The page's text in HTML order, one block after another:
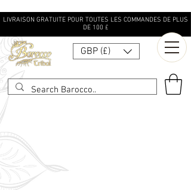
LIVRAISON GRATUITE POUR TOUTES LES COMMANDES DE PLUS
DE 100 £
GBP (£)